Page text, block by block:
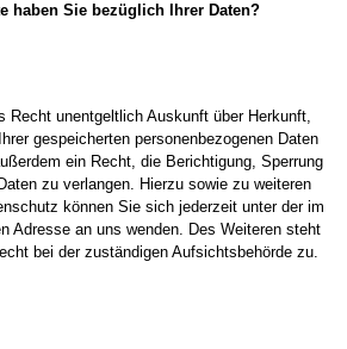
haben Sie bezüglich Ihrer Daten?
Recht unentgeltlich Auskunft über Herkunft,
gespeicherten personenbezogenen Daten
ein Recht, die Berichtigung, Sperrung
zu verlangen. Hierzu sowie zu weiteren
können Sie sich jederzeit unter der im
Adresse an uns wenden. Des Weiteren steht
bei der zuständigen Aufsichtsbehörde zu.